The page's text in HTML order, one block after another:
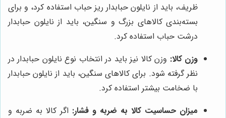
ظریف، باید از نایلون حبابدار ریز حباب استفاده کرد، و برای
بسته‌بندی کالاهای بزرگ و سنگین، باید از نایلون حبابدار
درشت حباب استفاده کرد.
وزن کالا: وزن کالا نیز باید در انتخاب نوع نایلون حبابدار در
نظر گرفته شود. برای کالاهای سنگین، باید از نایلون حبابدار
با ضخامت بیشتر استفاده کرد.
میزان حساسیت کالا به ضربه و فشار: اگر کالا به ضربه و